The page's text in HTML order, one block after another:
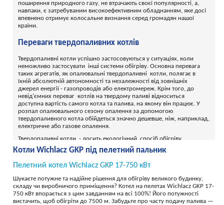
поширення природного газу, не втрачають своєї популярності, а,
навпаки, є затребуваним високоефективним обладнанням, яке досі
впевнено отримує колосальне визнання серед громадян нашої
країни.
Переваги твердопаливних котлів
Твердопаливні котли успішно застосовуються у ситуаціях, коли
неможливо застосувати інші системи обігріву. Основна перевага
таких агрегатів, як опалювальні твердопаливні котли, полягає в
їхній абсолютній автономності та незалежності від зовнішніх
джерел енергії - газопроводів або електромереж. Крім того, до
невід’ємних переваг котлів на твердому паливі відноситься
доступна вартість самого котла та палива, на якому він працює. У
розпал опалювального сезону опалення за допомогою
твердопаливного котла обійдеться значно дешевше, ніж, наприклад,
електричне або газове опалення.
Твердопаливні котли - досить екологічний спосіб обігріву
приміщення, оскільки тверде пальне, на відміну від природного
газу (що використовується у газових котлах), є відновлювальним
природним ресурсом.
Твердопаливні котли - види палива
Практично всі сучасні моделі твердопаливних котлів
експлуатуються з такими видами твердого паливного матеріалу:
Котли Wichlacz GKP під пелетний пальник
Пелетний котел Wichlacz GKP 17-750 кВт
Шукаєте потужне та надійне рішення для обігріву великого будинку,
складу чи виробничого приміщення? Котел на пелетах Wichlacz GKP 17-
750 кВт впорається з цим завданням на всі 100%! Його потужності
вистачить, щоб обігріти до 7500 м. Забудьте про часту подачу палива —